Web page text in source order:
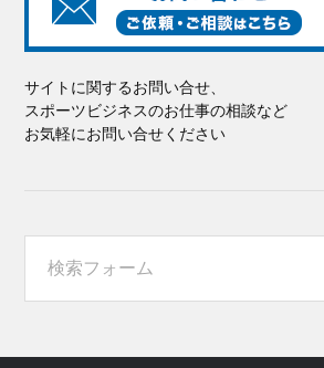
サイトに関するお問い合せ、
スポーツビジネスのお仕事の相談など
お気軽にお問い合せください